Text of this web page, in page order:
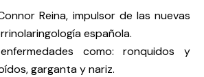
Reina, impulsor de las nuevas
española.
como: ronquidos y
garganta y nariz.